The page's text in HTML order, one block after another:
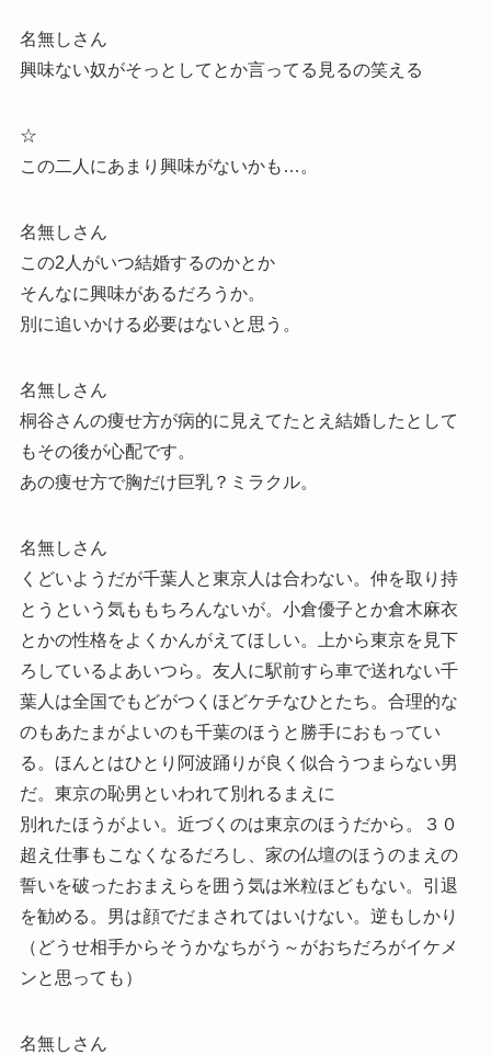
名無しさん
興味ない奴がそっとしてとか言ってる見るの笑える
☆
この二人にあまり興味がないかも…。
名無しさん
この2人がいつ結婚するのかとか
そんなに興味があるだろうか。
別に追いかける必要はないと思う。
名無しさん
桐谷さんの痩せ方が病的に見えてたとえ結婚したとして
もその後が心配です。
あの痩せ方で胸だけ巨乳？ミラクル。
名無しさん
くどいようだが千葉人と東京人は合わない。仲を取り持
とうという気ももちろんないが。小倉優子とか倉木麻衣
とかの性格をよくかんがえてほしい。上から東京を見下
ろしているよあいつら。友人に駅前すら車で送れない千
葉人は全国でもどがつくほどケチなひとたち。合理的な
のもあたまがよいのも千葉のほうと勝手におもってい
る。ほんとはひとり阿波踊りが良く似合うつまらない男
だ。東京の恥男といわれて別れるまえに
別れたほうがよい。近づくのは東京のほうだから。３０
超え仕事もこなくなるだろし、家の仏壇のほうのまえの
誓いを破ったおまえらを囲う気は米粒ほどもない。引退
を勧める。男は顔でだまされてはいけない。逆もしかり
（どうせ相手からそうかなちがう～がおちだろがイケメ
ンと思っても）
名無しさん